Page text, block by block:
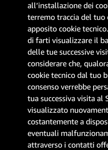
all’installazione dei
terremo traccia del tuo
apposito cookie
di farti visualizzare il
delle tue successive
considerare che,
cookie tecnico dal tuo
consenso verrebbe
tua successiva visita al
visualizzato
costantemente a
eventuali
attraverso i contatti